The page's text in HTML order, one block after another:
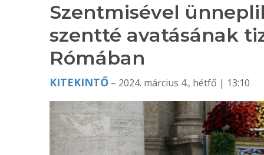
Szentmisével
szentté avatásának
Rómában
KITEKINTŐ – 2024. március 4., hétfő | 13:10